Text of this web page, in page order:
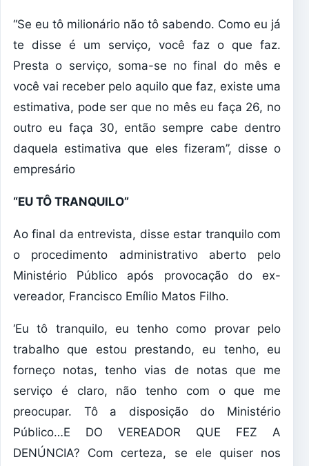
“Se eu tô milionário não tô sabendo. Como eu já
te disse é um serviço, você faz o que faz.
Presta o serviço, soma-se no final do mês e
você vai receber pelo aquilo que faz, existe uma
estimativa, pode ser que no mês eu faça 26, no
outro eu faça 30, então sempre cabe dentro
daquela estimativa que eles fizeram”, disse o
empresário
“EU TÔ TRANQUILO”
Ao final da entrevista, disse estar tranquilo com
o procedimento administrativo aberto pelo
Ministério Público após provocação do ex-
vereador, Francisco Emílio Matos Filho.
‘Eu tô tranquilo, eu tenho como provar pelo
trabalho que estou prestando, eu tenho, eu
forneço notas, tenho vias de notas que me
serviço é claro, não tenho com o que me
preocupar. Tô a disposição do Ministério
Público…E DO VEREADOR QUE FEZ A
DENÚNCIA? Com certeza, se ele quiser nos